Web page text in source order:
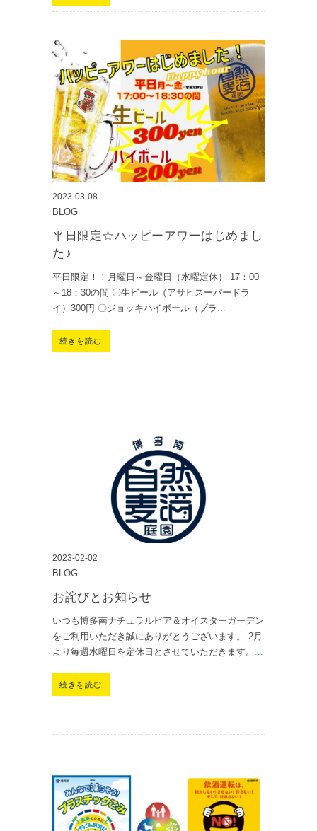
2023-03-08
BLOG
平日限定☆ハッピーアワーはじめまし
た♪
平日限定！！月曜日～金曜日（水曜定休） 17：00
～18：30の間 〇生ビール（アサヒスーパードラ
イ）300円 〇ジョッキハイボール（ブラ ...
続きを読む
2023-02-02
BLOG
お詫びとお知らせ
いつも博多南ナチュラルビア＆オイスターガーデン
をご利用いただき誠にありがとうございます。 2月
より毎週水曜日を定休日とさせていただきます。 ...
続きを読む